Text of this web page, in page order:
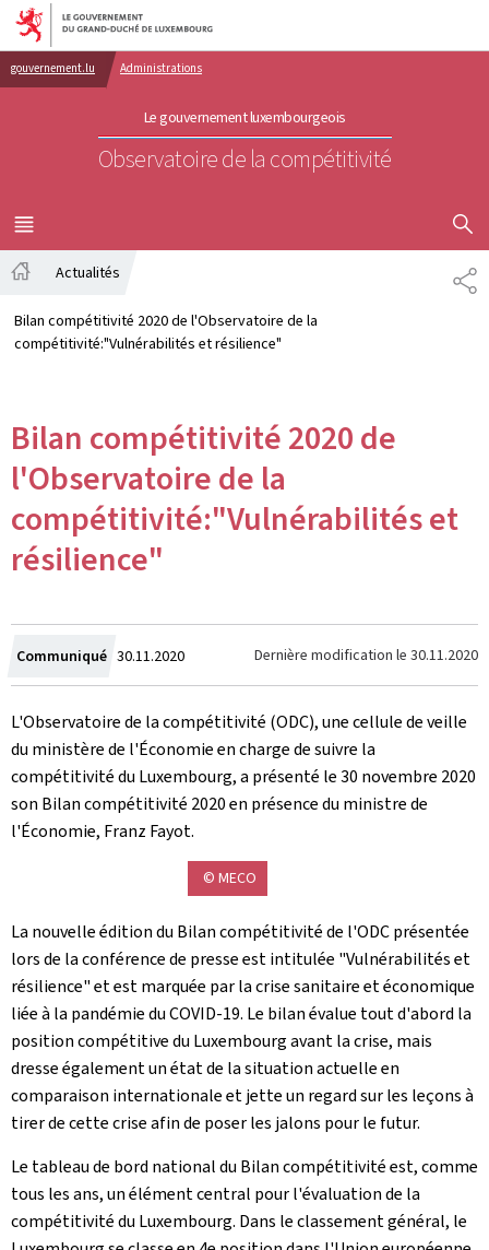
Aller au menu principal
Aller au contenu
gouvernement.lu Administrations
Le gouvernement luxembourgeois
Observatoire de la compétitivité
MENU
PRINCIPAL
Actualités
Bilan compétitivité 2020 de l'Observatoire de la
compétitivité:"Vulnérabilités et résilience"
Bilan compétitivité 2020 de
l'Observatoire de la
compétitivité:"Vulnérabilités et
résilience"
Communiqué Crée
le
30.11.2020 Dernière modification le 30.11.2020
L'Observatoire de la compétitivité (ODC), une cellule de veille
du ministère de l'Économie en charge de suivre la
compétitivité du Luxembourg, a présenté le 30 novembre 2020
son Bilan compétitivité 2020 en présence du ministre de
l'Économie, Franz Fayot.
© MECO
La nouvelle édition du Bilan compétitivité de l'ODC présentée
lors de la conférence de presse est intitulée "Vulnérabilités et
résilience" et est marquée par la crise sanitaire et économique
liée à la pandémie du COVID-19. Le bilan évalue tout d'abord la
position compétitive du Luxembourg avant la crise, mais
dresse également un état de la situation actuelle en
comparaison internationale et jette un regard sur les leçons à
tirer de cette crise afin de poser les jalons pour le futur.
Le tableau de bord national du Bilan compétitivité est, comme
tous les ans, un élément central pour l'évaluation de la
compétitivité du Luxembourg. Dans le classement général, le